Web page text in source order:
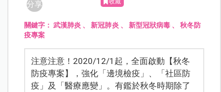
分享 收藏
關鍵字：武漢肺炎 、 新冠肺炎 、 新型冠狀病毒、 秋冬防
疫專案
注意注意！2020/12/1起，全面啟動【秋冬
防疫專案】，強化「邊境檢疫」、「社區防
疫」及「醫療應變」。有鑑於秋冬時期除了